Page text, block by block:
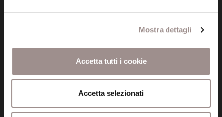
Mostra dettagli
Accetta tutti i cookie
Accetta selezionati
Biblioteca
Centro Culturale